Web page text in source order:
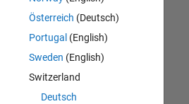
Österreich (Deutsch)
Portugal (English)
Sweden (English)
Switzerland
Deutsch